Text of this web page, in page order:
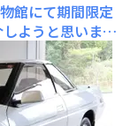
館にて期間限定
ようと思いま
者たち－’80-’9
う特別展があり
グワゴンGT-Bが
いたので見